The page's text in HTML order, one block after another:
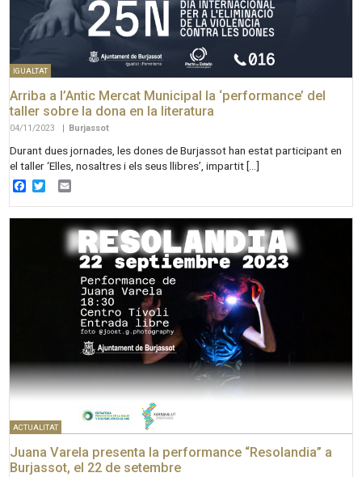
IGUALTAT
Arriba a l’Antic Mercat Municipal la ‘performance’ del
taller sobre la dona en la literatura
04/11/2023 | Burjassot
Durant dues jornades, les dones de Burjassot han estat participant en
el taller ‘Elles, nosaltres i els seus llibres’, impartit […]
Facebook
Twitter
ACTUALITAT
Juana Varela presenta la performance “Resolandia” a
Burjassot, el 22 de setembre